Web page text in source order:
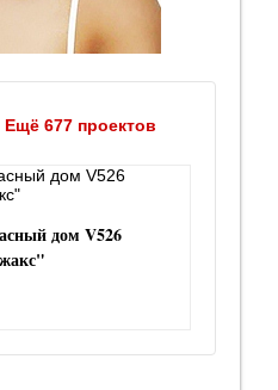
Ещё 677 проектов
дом V526